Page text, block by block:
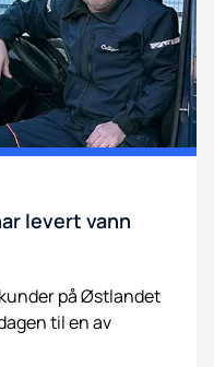
levert vann
på Østlandet
til en av